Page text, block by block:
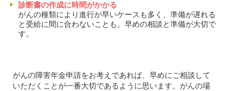
診断書の作成に時間がかかる
がんの種類により進行が早いケースも多く、準備が遅れる
と受給に間に合わないことも。早めの相談と準備が大切で
す。
がんの障害年金申請をお考えであれば、早めにご相談して
いただくことが一番大切であるように思います。がんの場